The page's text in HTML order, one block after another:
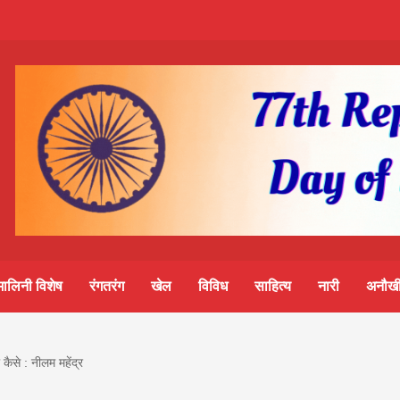
विशेष रंगतरंग खेल विविध साहित्य नारी
कैसे : नीलम महेंद्र